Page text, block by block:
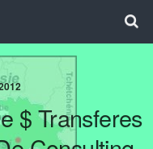
$ Transferes